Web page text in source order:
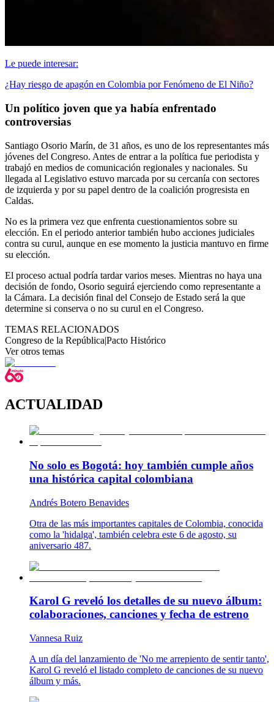
Le puede interesar:
¿Hay riesgo de apagón en Colombia por Fenómeno de El Niño?
Un político joven que ya había enfrentado
controversias
Santiago Osorio Marín, de 31 años, es uno de los representantes más
jóvenes del Congreso. Antes de entrar a la política fue periodista y
trabajó en medios de comunicación regionales y nacionales. Su
llegada al Legislativo estuvo marcada por su cercanía con sectores
de izquierda y por su papel dentro de la coalición progresista en
Caldas.
No es la primera vez que enfrenta cuestionamientos sobre su
elección. En el periodo anterior también hubo acciones judiciales
contra su curul, aunque en ese momento la justicia mantuvo en firme
su elección.
El proceso actual podría tardar varios meses. Mientras no haya una
decisión de fondo, Osorio seguirá ejerciendo como representante a
la Cámara. La decisión final del Consejo de Estado será la que
determine si conserva o no su curul en el Congreso.
TEMAS RELACIONADOS
Congreso de la República|Pacto Histórico
Ver otros temas
ACTUALIDAD
No solo es Bogotá: hoy también cumple años
una histórica capital colombiana
Andrés Botero Benavides
Otra de las más importantes capitales de Colombia, conocida
como la 'hidalga', también celebra este 6 de agosto, su
aniversario 487.
Karol G reveló los detalles de su nuevo álbum:
colaboraciones, canciones y fecha de estreno
Vannesa Ruiz
A un día del lanzamiento de 'No me arrepiento de sentir tanto',
Karol G reveló el listado completo de canciones de su nuevo
álbum y más.